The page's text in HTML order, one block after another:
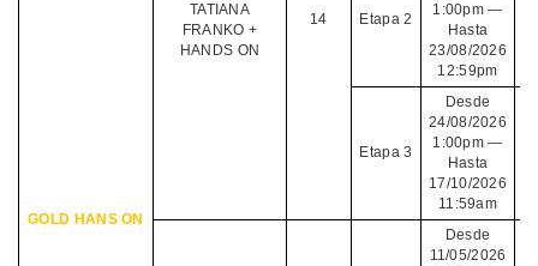
GOLD HANS ON
TATIANA
FRANKO +
HANDS ON
14 Etapa 2
1:00pm —
Hasta
23/08/2026
12:59pm
Etapa 3
Desde
24/08/2026
1:00pm —
Hasta
17/10/2026
11:59am
Desde
11/05/2026